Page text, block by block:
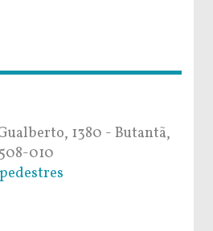
1380 - Butantã,
010